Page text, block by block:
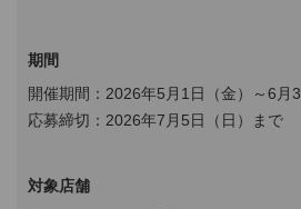
期間
開催期間：2026年5月1日（金）～6月
応募締切：2026年7月5日（日）まで
対象店舗